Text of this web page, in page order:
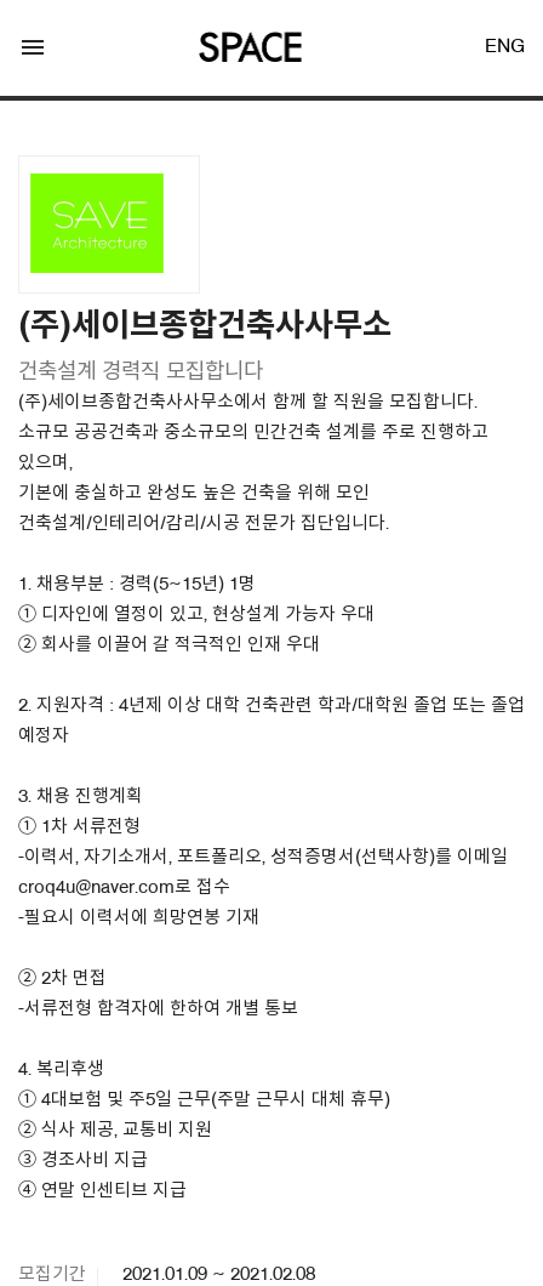
LOGIN
About Us
Customer Service
menu ENG
(주)세이브종합건축사사무소
건축설계 경력직 모집합니다
(주)세이브종합건축사사무소에서 함께 할 직원을 모집합니다.
소규모 공공건축과 중소규모의 민간건축 설계를 주로 진행하고
있으며,
기본에 충실하고 완성도 높은 건축을 위해 모인
건축설계/인테리어/감리/시공 전문가 집단입니다.
1. 채용부분 : 경력(5~15년) 1명
① 디자인에 열정이 있고, 현상설계 가능자 우대
② 회사를 이끌어 갈 적극적인 인재 우대
2. 지원자격 : 4년제 이상 대학 건축관련 학과/대학원 졸업 또는 졸업
예정자
3. 채용 진행계획
① 1차 서류전형
-이력서, 자기소개서, 포트폴리오, 성적증명서(선택사항)를 이메일
croq4u@naver.com로 접수
-필요시 이력서에 희망연봉 기재
② 2차 면접
-서류전형 합격자에 한하여 개별 통보
4. 복리후생
① 4대보험 및 주5일 근무(주말 근무시 대체 휴무)
② 식사 제공, 교통비 지원
③ 경조사비 지급
④ 연말 인센티브 지급
모집기간 2021.01.09 ~ 2021.02.08